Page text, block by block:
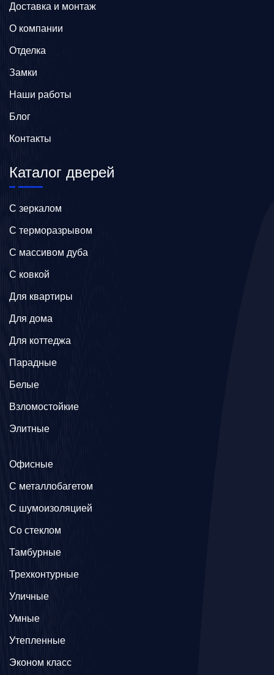
Доставка и монтаж
О компании
Отделка
Замки
Наши работы
Блог
Контакты
Каталог дверей
C зеркалом
C терморазрывом
C массивом дуба
C ковкой
Для квартиры
Для дома
Для коттеджа
Парадные
Белые
Взломостойкие
Элитные
Офисные
C металлобагетом
С шумоизоляцией
Со стеклом
Тамбурные
Трехконтурные
Уличные
Умные
Утепленные
Эконом класс